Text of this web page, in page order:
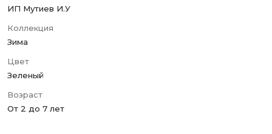
ИП Мутиев И.У
Коллекция
Зима
Цвет
Зеленый
Возраст
От 2 до 7 лет